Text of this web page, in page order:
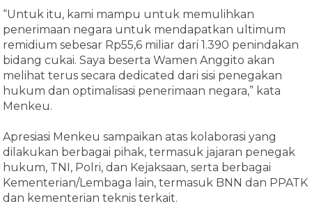
“Untuk itu, kami mampu untuk memulihkan
penerimaan negara untuk mendapatkan ultimum
remidium sebesar Rp55,6 miliar dari 1.390 penindakan
bidang cukai. Saya beserta Wamen Anggito akan
melihat terus secara dedicated dari sisi penegakan
hukum dan optimalisasi penerimaan negara,” kata
Menkeu.
Apresiasi Menkeu sampaikan atas kolaborasi yang
dilakukan berbagai pihak, termasuk jajaran penegak
hukum, TNI, Polri, dan Kejaksaan, serta berbagai
Kementerian/Lembaga lain, termasuk BNN dan PPATK
dan kementerian teknis terkait.